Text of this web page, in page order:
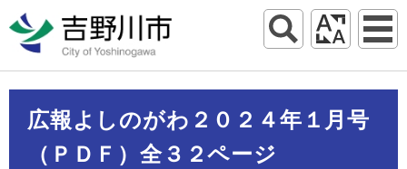
広報よしのがわ２０２４年１月号
（ＰＤＦ）全３２ページ